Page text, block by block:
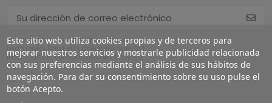
Este sitio web utiliza cookies propias y de terceros para
mejorar nuestros servicios y mostrarle publicidad relacionada
con sus preferencias mediante el análisis de sus hábitos de
navegación. Para dar su consentimiento sobre su uso pulse el
botón Acepto.
Puede darse de baja en cualquier
momento. Para ello, consulte nuestra
información de contacto en el aviso
legal.